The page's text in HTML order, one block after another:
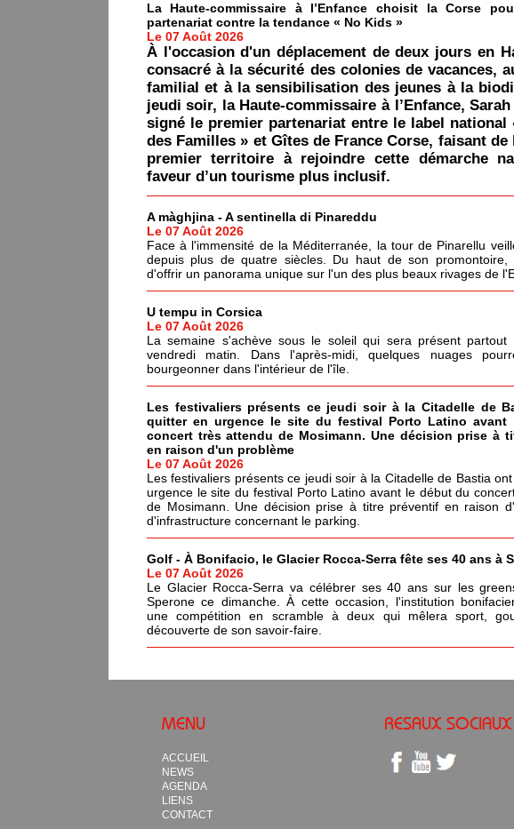
La Haute-commissaire à l’Enfance choisit la Corse
partenariat contre la tendance « No Kids »
Le 07 Août 2026
À l'occasion d'un déplacement de deux jours en
consacré à la sécurité des colonies de vacances,
familial et à la sensibilisation des jeunes à la
jeudi soir, la Haute-commissaire à l’Enfance,
signé le premier partenariat entre le label national
des Familles » et Gîtes de France Corse, faisant de
premier territoire à rejoindre cette démarche
faveur d’un tourisme plus inclusif.
A màghjina - A sentinella di Pinareddu
Le 07 Août 2026
Face à l'immensité de la Méditerranée, la tour de Pinarellu
depuis plus de quatre siècles. Du haut de son promontoire,
d'offrir un panorama unique sur l'un des plus beaux rivages de
U tempu in Corsica
Le 07 Août 2026
La semaine s'achève sous le soleil qui sera présent partout
vendredi matin. Dans l'après-midi, quelques nuages
bourgeonner dans l'intérieur de l'île.
Les festivaliers présents ce jeudi soir à la Citadelle de
quitter en urgence le site du festival Porto Latino avant
concert très attendu de Mosimann. Une décision prise à
en raison d'un problème
Le 07 Août 2026
Les festivaliers présents ce jeudi soir à la Citadelle de Bastia
urgence le site du festival Porto Latino avant le début du
de Mosimann. Une décision prise à titre préventif en raison
d'infrastructure concernant le parking.
Golf - À Bonifacio, le Glacier Rocca-Serra fête ses 40 ans à
Le 07 Août 2026
Le Glacier Rocca-Serra va célébrer ses 40 ans sur les
Sperone ce dimanche. À cette occasion, l'institution
une compétition en scramble à deux qui mêlera sport,
découverte de son savoir-faire.
MENU
ACCUEIL
NEWS
AGENDA
LIENS
CONTACT
RESAUX SOCIAUX